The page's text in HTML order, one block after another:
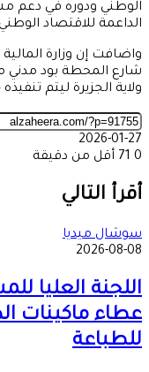
الوطني ودوره في دعم
الداعمة للاقتصاد
واضافت إن وزارة
شارع المحطة بود مدني
ولاية الجزيرة ليتم
2026-01-27
0
أقل من دقيقة
عبر
البريد
أقرأ التالي
سوشال ميديا
2026-08-08
اللجنة العليا
عطاء ماكينات
للطباعة